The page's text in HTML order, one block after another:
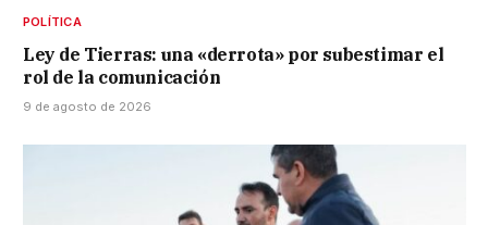
POLÍTICA
Ley de Tierras: una «derrota» por subestimar el
rol de la comunicación
9 de agosto de 2026